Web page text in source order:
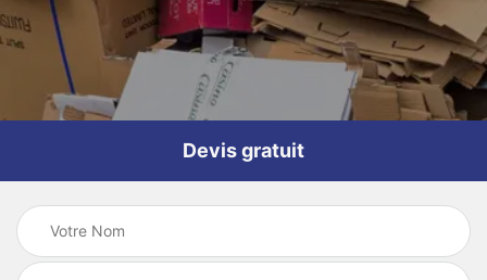
Devis gratuit